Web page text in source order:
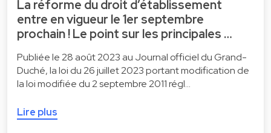
La réforme du droit d’établissement
entre en vigueur le 1er septembre
prochain ! Le point sur les principales …
Publiée le 28 août 2023 au Journal officiel du Grand-
Duché, la loi du 26 juillet 2023 portant modification de
la loi modifiée du 2 septembre 2011 régl…
Lire plus